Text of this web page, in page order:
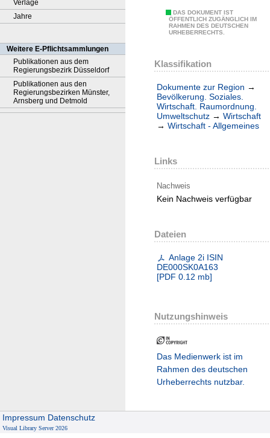
Verlage
Jahre
Weitere E-Pflichtsammlungen
Publikationen aus dem
Regierungsbezirk Düsseldorf
Publikationen aus den
Regierungsbezirken Münster,
Arnsberg und Detmold
DAS DOKUMENT IST
ÖFFENTLICH ZUGÄNGLICH IM
RAHMEN DES DEUTSCHEN
URHEBERRECHTS.
Klassifikation
Dokumente zur Region →
Bevölkerung. Soziales.
Wirtschaft. Raumordnung.
Umweltschutz → Wirtschaft
→ Wirtschaft - Allgemeines
Links
Nachweis
Kein Nachweis verfügbar
Dateien
Anlage 2i ISIN
DE000SK0A163
[PDF 0.12 mb]
Nutzungshinweis
Das Medienwerk ist im
Rahmen des deutschen
Urheberrechts nutzbar.
Impressum Datenschutz
Visual Library Server 2026